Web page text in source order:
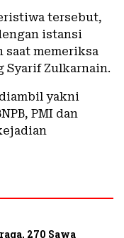
tersebut,
istansi
saat memeriksa
Syarif Zulkarnain.
yakni
PMI dan
270 Sawa